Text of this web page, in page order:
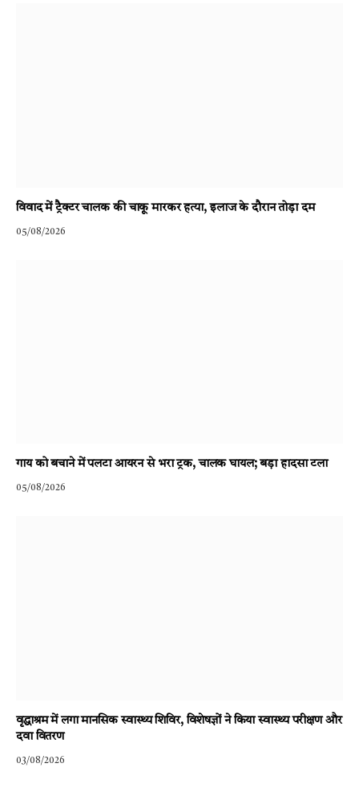
विवाद में ट्रैक्टर चालक की चाकू मारकर हत्या, इलाज के दौरान तोड़ा दम
05/08/2026
गाय को बचाने में पलटा आयरन से भरा ट्रक, चालक घायल; बड़ा हादसा टला
05/08/2026
वृद्धाश्रम में लगा मानसिक स्वास्थ्य शिविर, विशेषज्ञों ने किया स्वास्थ्य परीक्षण और
दवा वितरण
03/08/2026